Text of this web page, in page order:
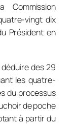
Commission
vingt dix
Président en
des 29
les quatre-
du processus
de poche
à partir du